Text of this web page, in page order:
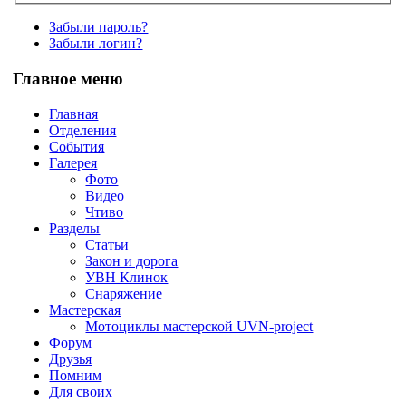
Забыли пароль?
Забыли логин?
Главное меню
Главная
Отделения
События
Галерея
Фото
Видео
Чтиво
Разделы
Статьи
Закон и дорога
УВН Клинок
Снаряжение
Мастерская
Мотоциклы мастерской UVN-project
Форум
Друзья
Помним
Для своих